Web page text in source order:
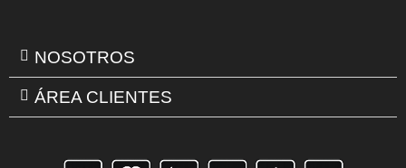
NOSOTROS
ÁREA CLIENTES